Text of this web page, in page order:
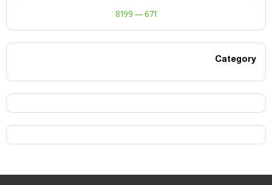
671
—
8199
Category